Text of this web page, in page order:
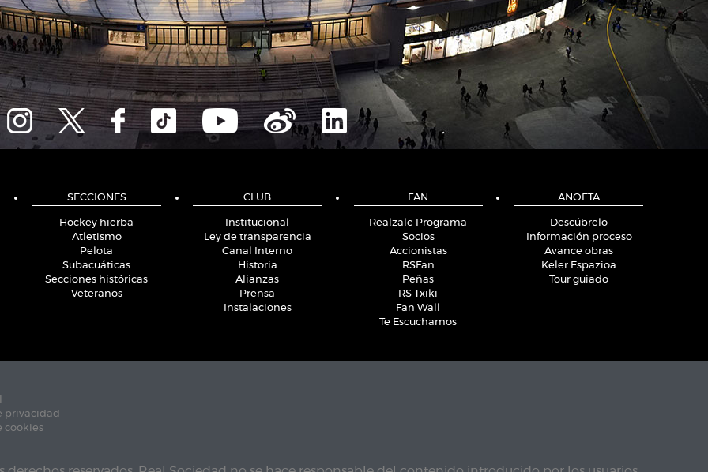
SECCIONES
Hockey hierba
Atletismo
Pelota
Subacuáticas
Secciones históricas
Veteranos
CLUB
Institucional
Ley de transparencia
Canal Interno
Historia
Alianzas
Prensa
Instalaciones
FAN
Realzale Programa
Socios
Accionistas
RSFan
Peñas
RS Txiki
Fan Wall
Te Escuchamos
ANOETA
Descúbrelo
Información proceso
Avance obras
Keler Espazioa
Tour guiado
privacidad
cookies